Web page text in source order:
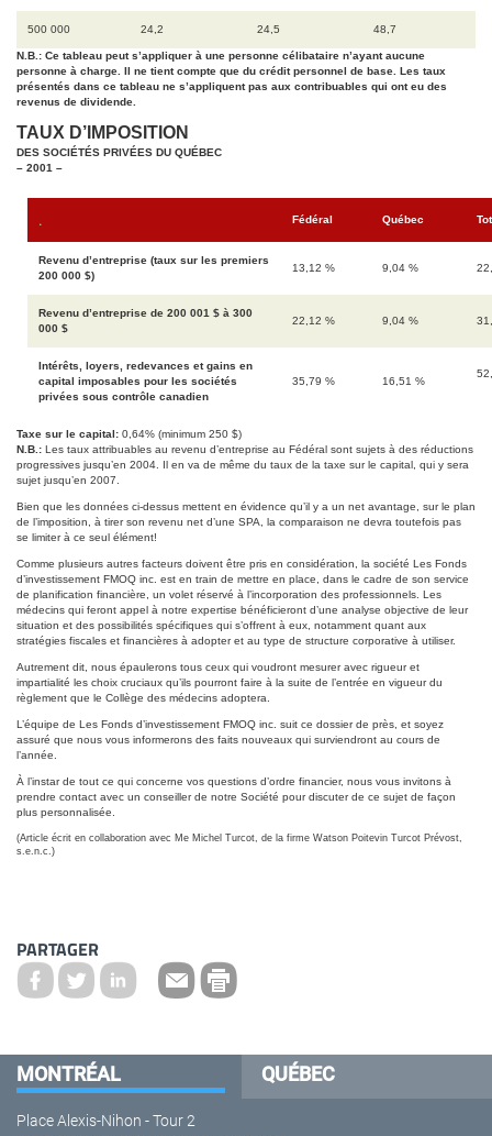
500 000 24,2 24,5 48,7
N.B.: Ce tableau peut s’appliquer à une personne célibataire n’ayant aucune
personne à charge. Il ne tient compte que du crédit personnel de base. Les taux
présentés dans ce tableau ne s’appliquent pas aux contribuables qui ont eu des
revenus de dividende.
TAUX D’IMPOSITION
DES SOCIÉTÉS PRIVÉES DU QUÉBEC
– 2001 –
. Fédéral Québec
Revenu d’entreprise (taux sur les premiers
200 000 $)
13,12 % 9,04 %
Revenu d’entreprise de 200 001 $ à 300
000 $
22,12 % 9,04 %
Intérêts, loyers, redevances et gains en
capital imposables pour les sociétés
privées sous contrôle canadien
35,79 % 16,51 %
Taxe sur le capital: 0,64% (minimum 250 $)
N.B.: Les taux attribuables au revenu d’entreprise au Fédéral sont sujets à des réductions
progressives jusqu’en 2004. Il en va de même du taux de la taxe sur le capital, qui y sera
sujet jusqu’en 2007.
Bien que les données ci-dessus mettent en évidence qu’il y a un net avantage, sur le plan
de l’imposition, à tirer son revenu net d’une SPA, la comparaison ne devra toutefois pas
se limiter à ce seul élément!
Comme plusieurs autres facteurs doivent être pris en considération, la société Les Fonds
d’investissement FMOQ inc. est en train de mettre en place, dans le cadre de son service
de planification financière, un volet réservé à l’incorporation des professionnels. Les
médecins qui feront appel à notre expertise bénéficieront d’une analyse objective de leur
situation et des possibilités spécifiques qui s’offrent à eux, notamment quant aux
stratégies fiscales et financières à adopter et au type de structure corporative à utiliser.
Autrement dit, nous épaulerons tous ceux qui voudront mesurer avec rigueur et
impartialité les choix cruciaux qu’ils pourront faire à la suite de l’entrée en vigueur du
règlement que le Collège des médecins adoptera.
L’équipe de Les Fonds d’investissement FMOQ inc. suit ce dossier de près, et soyez
assuré que nous vous informerons des faits nouveaux qui surviendront au cours de
l’année.
À l’instar de tout ce qui concerne vos questions d’ordre financier, nous vous invitons à
prendre contact avec un conseiller de notre Société pour discuter de ce sujet de façon
plus personnalisée.
(Article écrit en collaboration avec Me Michel Turcot, de la firme Watson Poitevin Turcot Prévost,
s.e.n.c.)
PARTAGER
MONTRÉAL QUÉBEC
Place Alexis-Nihon - Tour 2